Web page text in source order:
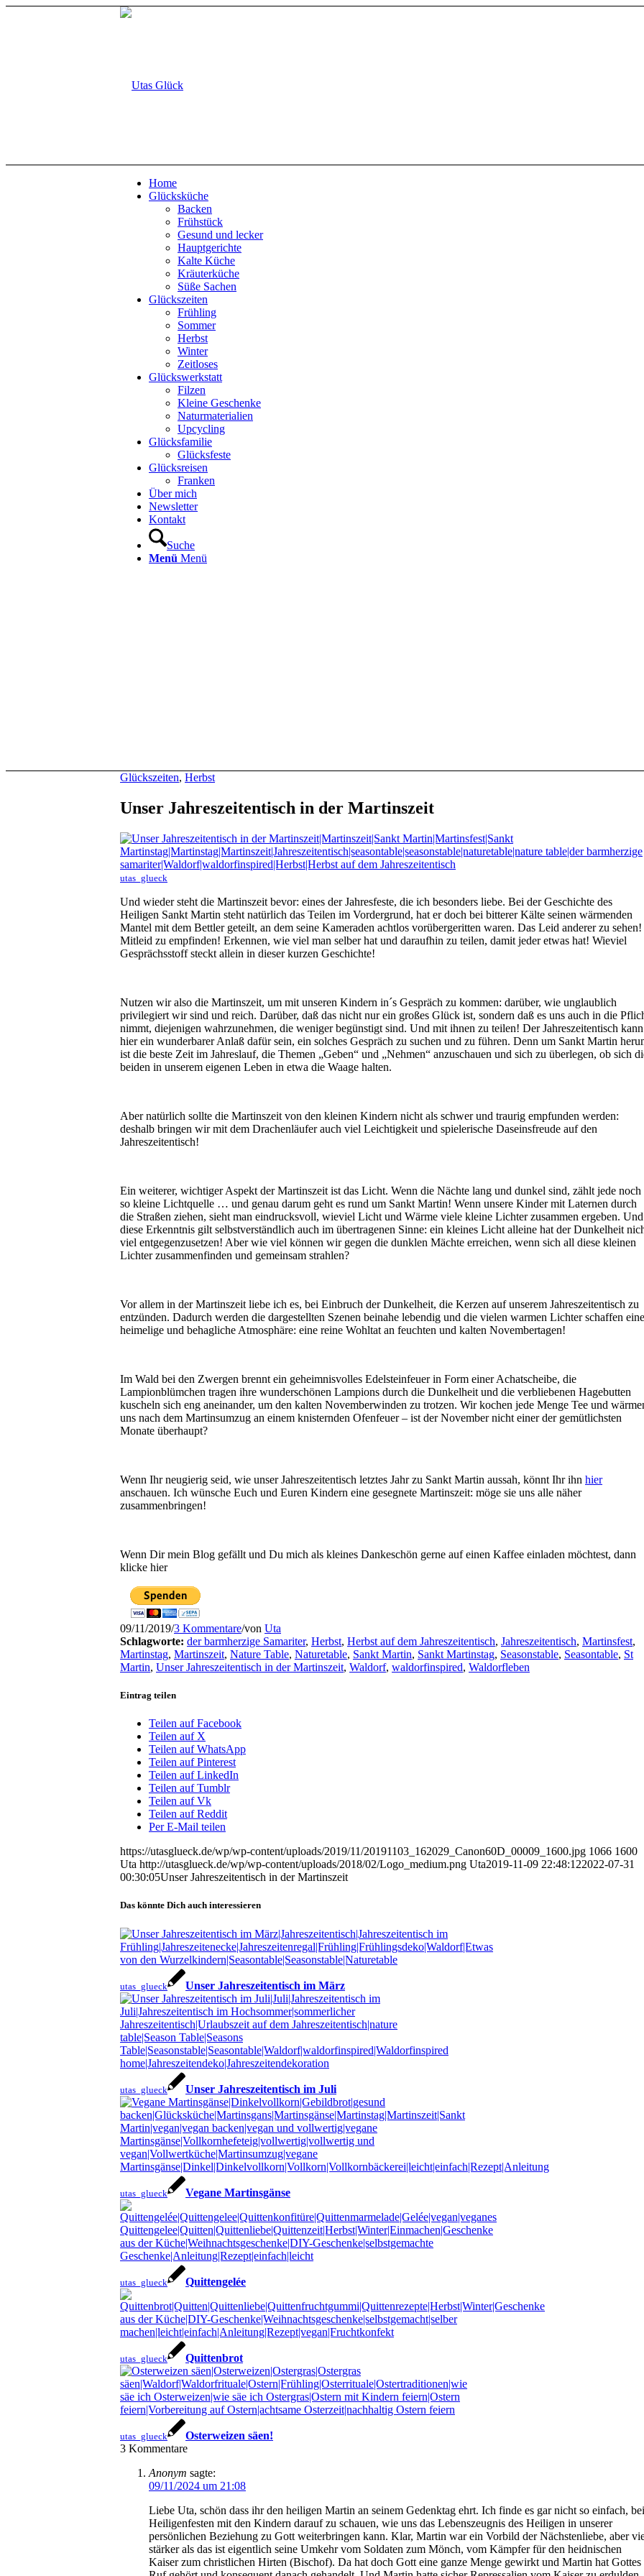
Home
Glücksküche
Backen
Frühstück
Gesund und lecker
Hauptgerichte
Kalte Küche
Kräuterküche
Süße Sachen
Glückszeiten
Frühling
Sommer
Herbst
Winter
Zeitloses
Glückswerkstatt
Filzen
Kleine Geschenke
Naturmaterialien
Upcycling
Glücksfamilie
Glücksfeste
Glücksreisen
Franken
Über mich
Newsletter
Kontakt
Suche
Menü Menü
Glückszeiten, Herbst
Unser Jahreszeitentisch in der Martinszeit
utas_glueck
Und wieder steht die Martinszeit bevor: eines der Jahresfeste, die ich besonders liebe. Bei der Geschichte des
Heiligen Sankt Martin steht natürlich das Teilen im Vordergrund, hat er doch bei bitterer Kälte seinen wärmenden
Mantel mit dem Bettler geteilt, an dem seine Kameraden achtlos vorübergeritten waren. Das Leid anderer zu sehen!
Mitleid zu empfinden! Erkennen, wie viel man selber hat und daraufhin zu teilen, damit jeder etwas hat! Wieviel
Gesprächsstoff steckt allein in dieser kurzen Geschichte!
Nutzen wir also die Martinszeit, um mit unseren Kindern in´s Gespräch zu kommen: darüber, wie unglaublich
privilegiert wir sind und reich. Darüber, daß das nicht nur ein großes Glück ist, sondern daß es uns auch in die
nimmt, diejenigen wahrzunehmen, die weniger begünstigt sind. Und mit ihnen zu teilen! Der Jahreszeitentisch kann
hier ein wunderbarer Anlaß dafür sein, ein solches Gespräch zu suchen und zu führen. Denn um Sankt Martin
ist die beste Zeit im Jahreslauf, die Themen „Geben“ und „Nehmen“ anzuschauen und sich zu überlegen, ob sich
beiden in unserem eigenen Leben in etwa die Waage halten.
Aber natürlich sollte die Martinszeit von den kleinen Kindern nicht als schwer und traurig empfunden werden:
deshalb bringen wir mit dem Drachenläufer auch viel Leichtigkeit und spielerische Daseinsfreude auf den
Jahreszeitentisch!
Ein weiterer, wichtiger Aspekt der Martinszeit ist das Licht. Wenn die Nächte lang und dunkel sind, zählt jede noch
so kleine Lichtquelle … und genau darum geht es rund um Sankt Martin! Wenn unsere Kinder mit Laternen durch
die Straßen ziehen, sieht man eindrucksvoll, wieviel Licht und Wärme viele kleine Lichter zusammen ergeben. Und
diese Erkenntnis gilt selbstverständlich auch im übertragenen Sinne: ein kleines Licht alleine hat der Dunkelheit
viel entgegenzusetzen! Aber wie viel können wir gegen die dunklen Mächte erreichen, wenn sich all diese kleinen
Lichter zusammenfinden und gemeinsam strahlen?
Vor allem in der Martinszeit liebe ich es, bei Einbruch der Dunkelheit, die Kerzen auf unserem Jahreszeitentisch zu
entzünden. Dadurch werden die dargestellten Szenen beinahe lebendig und die vielen warmen Lichter schaffen eine
heimelige und behagliche Atmosphäre: eine reine Wohltat an feuchten und kalten Novembertagen!
Im Wald bei den Zwergen brennt ein geheimnisvolles Edelsteinfeuer in Form einer Achatscheibe, die
Lampionblümchen tragen ihre wunderschönen Lampions durch die Dunkelheit und die verbliebenen Hagebutten
kuscheln sich eng aneinander, um den kalten Novemberwinden zu trotzen. Wir kochen jede Menge Tee und
uns nach dem Martinsumzug an einem knisternden Ofenfeuer – ist der November nicht einer der gemütlichsten
Monate überhaupt?
Wenn Ihr neugierig seid, wie unser Jahreszeitentisch letztes Jahr zu Sankt Martin aussah, könnt Ihr ihn hier
anschauen. Ich wünsche Euch und Euren Kindern eine gesegnete Martinszeit: möge sie uns alle näher
zusammenbringen!
Wenn Dir mein Blog gefällt und Du mich als kleines Dankeschön gerne auf einen Kaffee einladen möchtest, dann
klicke hier
09/11/2019/3 Kommentare/von Uta
Schlagworte: der barmherzige Samariter, Herbst, Herbst auf dem Jahreszeitentisch, Jahreszeitentisch, Martinsfest,
Martinstag, Martinszeit, Nature Table, Naturetable, Sankt Martin, Sankt Martinstag, Seasonstable, Seasontable, St
Martin, Unser Jahreszeitentisch in der Martinszeit, Waldorf, waldorfinspired, Waldorfleben
Eintrag teilen
Teilen auf Facebook
Teilen auf X
Teilen auf WhatsApp
Teilen auf Pinterest
Teilen auf LinkedIn
Teilen auf Tumblr
Teilen auf Vk
Teilen auf Reddit
Per E-Mail teilen
https://utasglueck.de/wp/wp-content/uploads/2019/11/20191103_162029_Canon60D_00009_1600.jpg 1066 1600
Uta http://utasglueck.de/wp/wp-content/uploads/2018/02/Logo_medium.png Uta2019-11-09 22:48:122022-07-31
00:30:05Unser Jahreszeitentisch in der Martinszeit
Das könnte Dich auch interessieren
utas_glueck Unser Jahreszeitentisch im März
utas_glueck Unser Jahreszeitentisch im Juli
utas_glueck Vegane Martinsgänse
utas_glueck Quittengelée
utas_glueck Quittenbrot
utas_glueck
Osterweizen säen!
3 Kommentare
Anonym sagte:
09/11/2024 um 21:08
Liebe Uta, schön dass ihr den heiligen Martin an seinem Gedenktag ehrt. Ich finde es gar nicht so einfach, bei
Heiligenfesten mit den Kindern darauf zu schauen, wie uns das Lebenszeugnis des Heiligen in unserer
persönlichen Beziehung zu Gott weiterbringen kann. Klar, Martin war ein Vorbild der Nächstenliebe, aber
stärker als das ist eigentlich seine Umkehr vom Soldaten zum Mönch, vom Kämpfer für den heidnischen
Kaiser zum christlichen Hirten (Bischof). Da hat doch Gott eine ganze Menge gewirkt und Martin hat Gottes